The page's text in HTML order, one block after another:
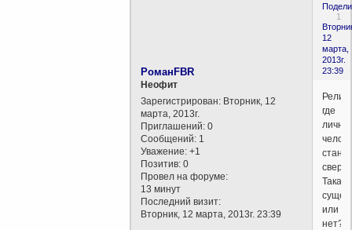
1
12
марта,
2013г.
23:39
РоманFBR
Неофит
Зарегистрирован: Вторник, 12
марта, 2013г.
Приглашений: 0
Сообщений: 1
Уважение: +1
Позитив: 0
Провел на форуме:
13 минут
Последний визит:
Вторник, 12 марта, 2013г. 23:39
где
Такая
или
нет?